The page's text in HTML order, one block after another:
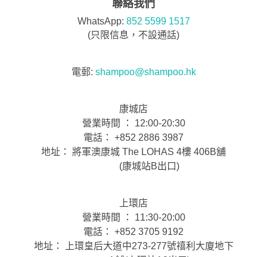
聯絡我們
WhatsApp: 852 5599 1517
(只限信息，不設通話)
電郵: shampoo@shampoo.hk
康城店
營業時間 ： 12:00-20:30
電話： +852 2886 3987
地址： 將軍澳康城 The LOHAS 4樓 406B舖
(康城站B出口)
上環店
營業時間 ： 11:30-20:00
電話： +852 3705 9192
地址： 上環皇后大道中273-277號禧利大廈地下